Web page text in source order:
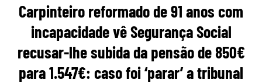
Carpinteiro reformado de 91 anos com
incapacidade vê Segurança Social
recusar-lhe subida da pensão de 850€
para 1.547€: caso foi ‘parar’ a tribunal